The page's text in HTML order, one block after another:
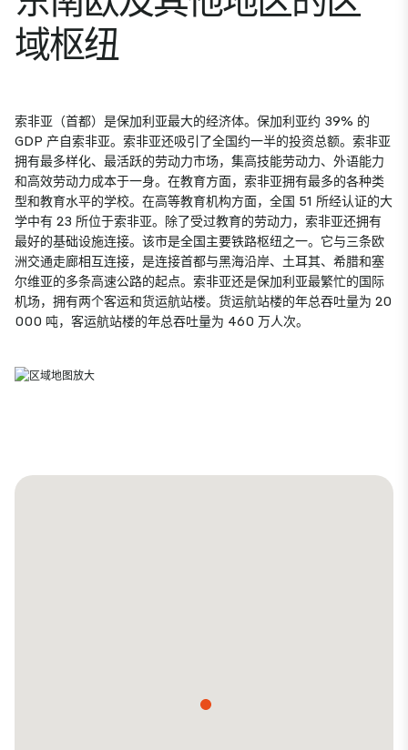
域枢纽
索非亚（首都）是保加利亚最大的经济体。保加利亚约 39% 的
GDP 产自索非亚。索非亚还吸引了全国约一半的投资总额。索非亚
拥有最多样化、最活跃的劳动力市场，集高技能劳动力、外语能力
和高效劳动力成本于一身。在教育方面，索非亚拥有最多的各种类
型和教育水平的学校。在高等教育机构方面，全国 51 所经认证的大
学中有 23 所位于索非亚。除了受过教育的劳动力，索非亚还拥有
最好的基础设施连接。该市是全国主要铁路枢纽之一。它与三条欧
洲交通走廊相互连接，是连接首都与黑海沿岸、土耳其、希腊和塞
尔维亚的多条高速公路的起点。索非亚还是保加利亚最繁忙的国际
机场，拥有两个客运和货运航站楼。货运航站楼的年总吞吐量为 20
000 吨，客运航站楼的年总吞吐量为 460 万人次。